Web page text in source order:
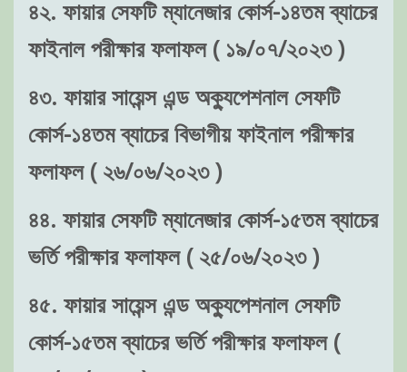
৪২. ফায়ার সেফটি ম্যানেজার কোর্স-১৪তম ব্যাচের
ফাইনাল পরীক্ষার ফলাফল ( ১৯/০৭/২০২৩ )
৪৩. ফায়ার সায়েন্স এন্ড অক্যুপেশনাল সেফটি
কোর্স-১৪তম ব্যাচের বিভাগীয় ফাইনাল পরীক্ষার
ফলাফল ( ২৬/০৬/২০২৩ )
৪৪. ফায়ার সেফটি ম্যানেজার কোর্স-১৫তম ব্যাচের
ভর্তি পরীক্ষার ফলাফল ( ২৫/০৬/২০২৩ )
৪৫. ফায়ার সায়েন্স এন্ড অক্যুপেশনাল সেফটি
কোর্স-১৫তম ব্যাচের ভর্তি পরীক্ষার ফলাফল (